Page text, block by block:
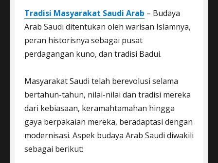
Tradisi Masyarakat Saudi Arab – Budaya
Arab Saudi ditentukan oleh warisan Islamnya,
peran historisnya sebagai pusat
perdagangan kuno, dan tradisi Badui.
Masyarakat Saudi telah berevolusi selama
bertahun-tahun, nilai-nilai dan tradisi mereka
dari kebiasaan, keramahtamahan hingga
gaya berpakaian mereka, beradaptasi dengan
modernisasi. Aspek budaya Arab Saudi diwakili
sebagai berikut: